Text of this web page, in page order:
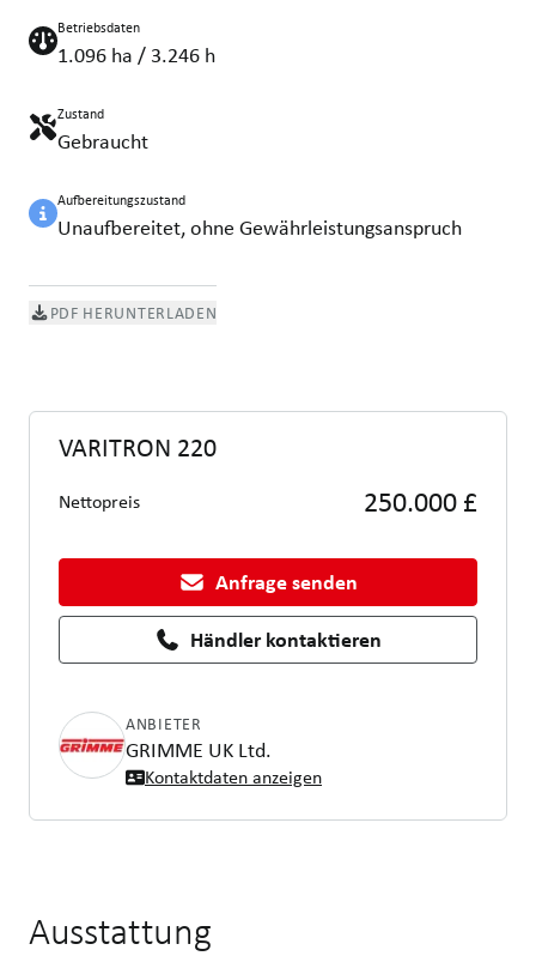
Betriebsdaten
1.096 ha / 3.246 h
Zustand
Gebraucht
Aufbereitungszustand
Unaufbereitet, ohne Gewährleistungsanspruch
PDF HERUNTERLADEN
VARITRON 220
Nettopreis 250.000 £
Anfrage senden
Händler kontaktieren
ANBIETER
GRIMME UK Ltd.
Kontaktdaten anzeigen
Ausstattung